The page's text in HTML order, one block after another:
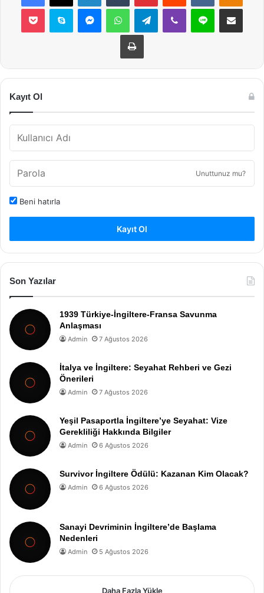
Pocket Skype MessengerWhatsAppTelegramViber Line E-Posta ile
Yazdır
Kayıt Ol
Unuttunuz mu?
Beni hatırla
Kayıt Ol
Son Yazılar
1939 Türkiye-İngiltere-Fransa Savunma
Anlaşması
Admin 7 Ağustos 2026
İtalya ve İngiltere: Seyahat Rehberi ve Gezi
Önerileri
Admin 7 Ağustos 2026
Yeşil Pasaportla İngiltere’ye Seyahat: Vize
Gerekliliği Hakkında Bilgiler
Admin 6 Ağustos 2026
Survivor İngiltere Ödülü: Kazanan Kim Olacak?
Admin 6 Ağustos 2026
Sanayi Devriminin İngiltere’de Başlama
Nedenleri
Admin 5 Ağustos 2026
Daha Fazla Yükle